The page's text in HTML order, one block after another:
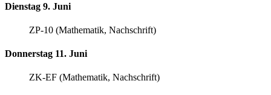
Dienstag 9. Juni
ZP-10 (Mathematik, Nachschrift)
Donnerstag 11. Juni
ZK-EF (Mathematik, Nachschrift)